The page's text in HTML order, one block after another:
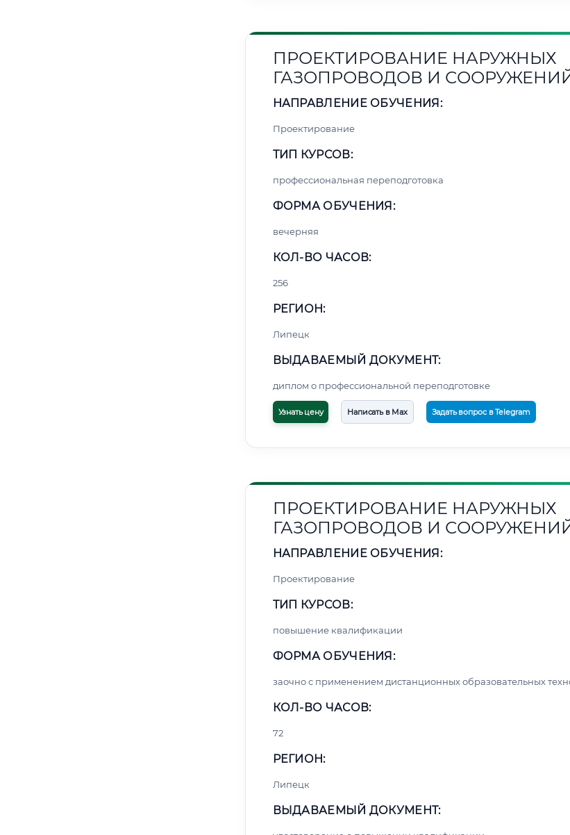
ПРОЕКТИРОВАНИЕ НАРУЖНЫХ
ГАЗОПРОВОДОВ И
НАПРАВЛЕНИЕ ОБУЧЕНИЯ:
Проектирование
ТИП КУРСОВ:
профессиональная переподготовка
ФОРМА ОБУЧЕНИЯ:
вечерняя
КОЛ-ВО ЧАСОВ:
256
РЕГИОН:
Липецк
ВЫДАВАЕМЫЙ ДОКУМЕНТ:
диплом о профессиональной переподготовке
Узнать цену Написать в Max Задать вопрос в Telegram
ПРОЕКТИРОВАНИЕ НАРУЖНЫХ
ГАЗОПРОВОДОВ И
НАПРАВЛЕНИЕ ОБУЧЕНИЯ:
Проектирование
ТИП КУРСОВ:
повышение квалификации
ФОРМА ОБУЧЕНИЯ:
заочно с применением дистанционных образовательных
КОЛ-ВО ЧАСОВ:
72
РЕГИОН:
Липецк
ВЫДАВАЕМЫЙ ДОКУМЕНТ: